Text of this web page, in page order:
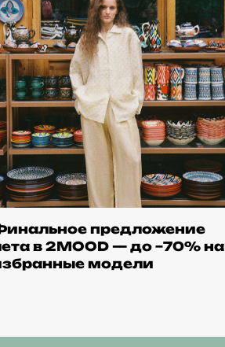
предложение
в 2MOOD — до −70% на
модели